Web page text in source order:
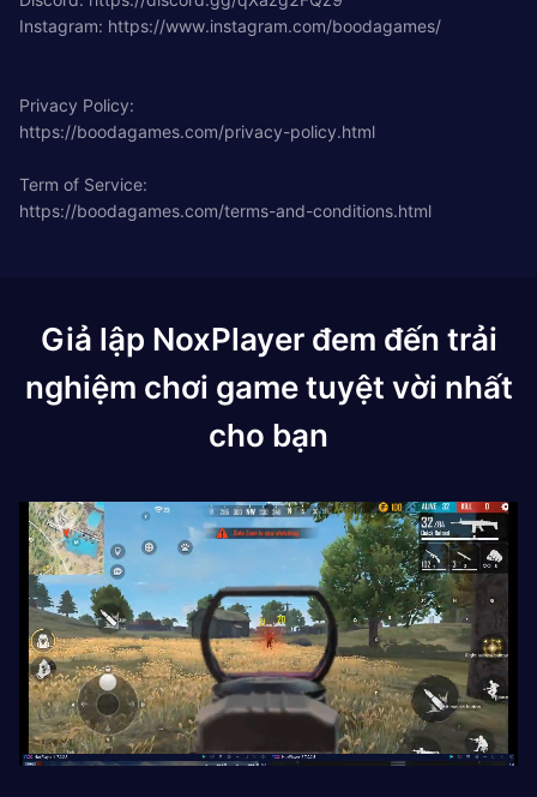
Instagram: https://www.instagram.com/boodagames/
Privacy Policy:
https://boodagames.com/privacy-policy.html
Term of Service:
https://boodagames.com/terms-and-conditions.html
Giả lập NoxPlayer đem đến trải
nghiệm chơi game tuyệt vời nhất
cho bạn